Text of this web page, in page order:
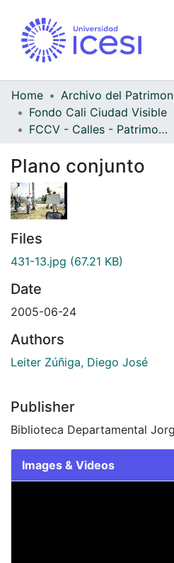
Home
Fondo Cali Ciudad Visible
FCCV - Calles - Patrimonial
Plano conjunto
Files
431-13.jpg (67.21 KB)
Date
2005-06-24
Authors
Leiter Zúñiga, Diego José
Publisher
Biblioteca Departamental
Images & Videos